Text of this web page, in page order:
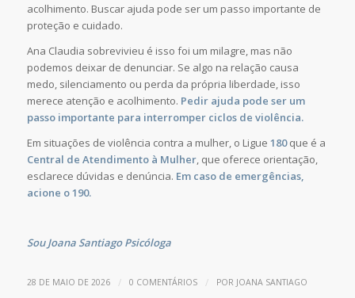
acolhimento. Buscar ajuda pode ser um passo importante de
proteção e cuidado.
Ana Claudia sobrevivieu é isso foi um milagre, mas não
podemos deixar de denunciar. Se algo na relação causa
medo, silenciamento ou perda da própria liberdade, isso
merece atenção e acolhimento. Pedir ajuda pode ser um
passo importante para interromper ciclos de violência.
Em situações de violência contra a mulher, o Ligue 180que é a
Central de Atendimento à Mulher, que oferece orientação,
esclarece dúvidas e denúncia. Em caso de emergências,
acione o 190.
Sou Joana Santiago Psicóloga
28 DE MAIO DE 2026 / 0 COMENTÁRIOS / POR JOANA SANTIAGO